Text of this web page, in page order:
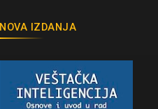
NOVA IZDANJA